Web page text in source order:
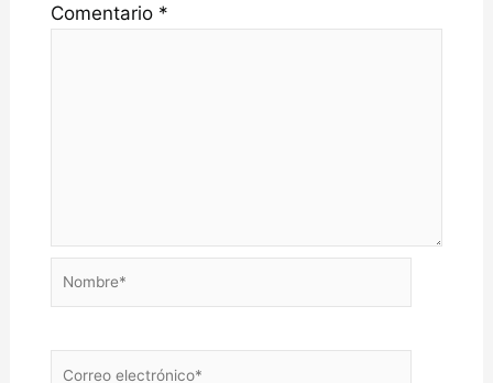
Comentario *
Nombre*
Correo